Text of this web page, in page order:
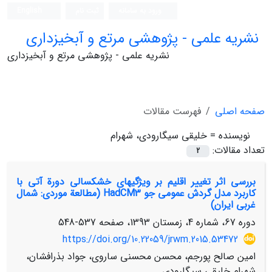
نشریه علمی - پژوهشی مرتع و آبخیزداری
نشریه علمی - پژوهشی مرتع و آبخیزداری
صفحه اصلی
فهرست مقالات
نویسنده = خلیقی سیگارودی، شهرام
تعداد مقالات:
2
بررسی اثر تغییر اقلیم بر ویژگی‏های خشکسالی دورة ‏آتی با
کاربرد مدل گردش عمومی جو HadCM3 (مطالعة موردی: شمال
غربی ایران)
دوره 67، شماره 4، زمستان 1393، صفحه
537-548
https://doi.org/10.22059/jrwm.2015.53472
امین صالح پورجم، محسن محسنی ساروی، جواد بذرافشان،